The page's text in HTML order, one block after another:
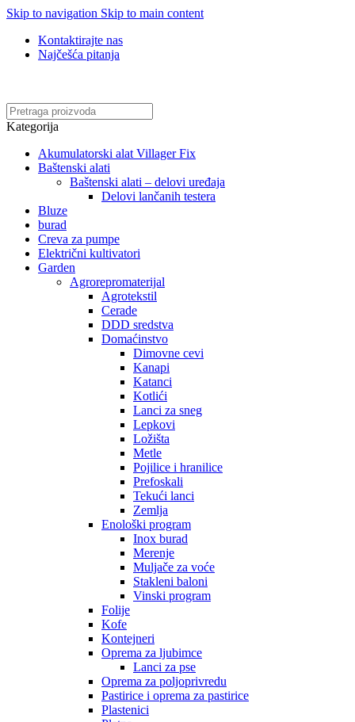
Skip to navigation Skip to main content
Kontaktirajte nas
Najčešća pitanja
Kategorija
Akumulatorski alat Villager Fix
Baštenski alati
Baštenski alati – delovi uređaja
Delovi lančanih testera
Bluze
burad
Creva za pumpe
Električni kultivatori
Garden
Agrorepromaterijal
Agrotekstil
Cerade
DDD sredstva
Domaćinstvo
Dimovne cevi
Kanapi
Katanci
Kotlići
Lanci za sneg
Lepkovi
Ložišta
Metle
Pojilice i hranilice
Prefoskali
Tekući lanci
Zemlja
Enološki program
Inox burad
Merenje
Muljače za voće
Stakleni baloni
Vinski program
Folije
Kofe
Kontejneri
Oprema za ljubimce
Lanci za pse
Oprema za poljoprivredu
Pastirice i oprema za pastirice
Plastenici